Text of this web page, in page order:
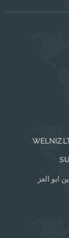
ابو العز